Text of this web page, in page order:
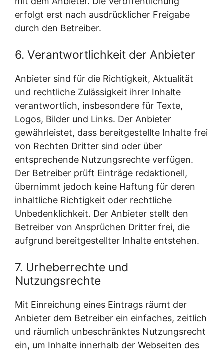
erfolgt erst nach ausdrücklicher Freigabe
durch den Betreiber.
6. Verantwortlichkeit der Anbieter
Anbieter sind für die Richtigkeit, Aktualität
und rechtliche Zulässigkeit ihrer Inhalte
verantwortlich, insbesondere für Texte,
Logos, Bilder und Links. Der Anbieter
gewährleistet, dass bereitgestellte Inhalte frei
von Rechten Dritter sind oder über
entsprechende Nutzungsrechte verfügen.
Der Betreiber prüft Einträge redaktionell,
übernimmt jedoch keine Haftung für deren
inhaltliche Richtigkeit oder rechtliche
Unbedenklichkeit. Der Anbieter stellt den
Betreiber von Ansprüchen Dritter frei, die
aufgrund bereitgestellter Inhalte entstehen.
7. Urheberrechte und
Nutzungsrechte
Mit Einreichung eines Eintrags räumt der
Anbieter dem Betreiber ein einfaches, zeitlich
und räumlich unbeschränktes Nutzungsrecht
ein, um Inhalte innerhalb der Webseiten des